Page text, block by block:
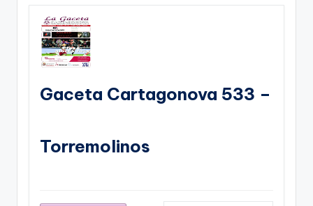
Gaceta Cartagonova 533 –
Torremolinos